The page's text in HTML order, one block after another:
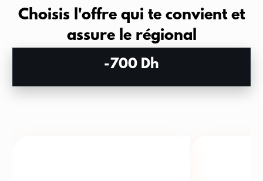
Choisis l'offre qui te convient et
assure le régional
-700 Dh